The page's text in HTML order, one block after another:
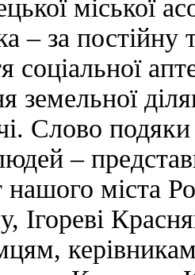
міської
– за постійну
соціальної
земельної
Слово
–
нашого міста
Ігореві